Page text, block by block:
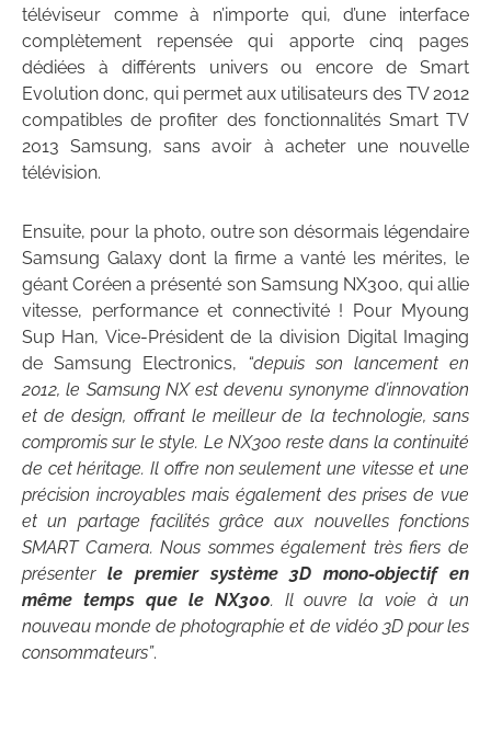
téléviseur comme à n’importe qui, d’une interface
complètement repensée qui apporte cinq pages
dédiées à différents univers ou encore de Smart
Evolution donc, qui permet aux utilisateurs des TV 2012
compatibles de profiter des fonctionnalités Smart TV
2013 Samsung, sans avoir à acheter une nouvelle
télévision.
Ensuite, pour la photo, outre son désormais légendaire
Samsung Galaxy dont la firme a vanté les mérites, le
géant Coréen a présenté son Samsung NX300, qui allie
vitesse, performance et connectivité ! Pour Myoung
Sup Han, Vice-Président de la division Digital Imaging
de Samsung Electronics, “depuis son lancement en
2012, le Samsung NX est devenu synonyme d’innovation
et de design, offrant le meilleur de la technologie, sans
compromis sur le style. Le NX300 reste dans la continuité
de cet héritage. Il offre non seulement une vitesse et une
précision incroyables mais également des prises de vue
et un partage facilités grâce aux nouvelles fonctions
SMART Camera. Nous sommes également très fiers de
présenter le premier système 3D mono-objectif en
même temps que le NX300. Il ouvre la voie à un
nouveau monde de photographie et de vidéo 3D pour les
consommateurs”.